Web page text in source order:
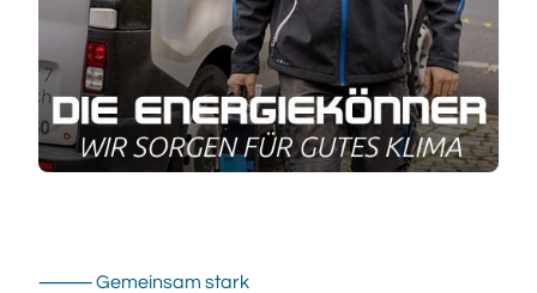
⸻ Gemeinsam stark